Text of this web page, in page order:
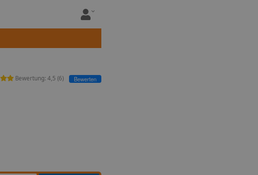
Bewertung: 4,5 (6) Bewerten